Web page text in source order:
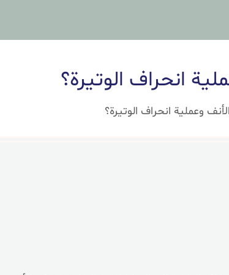
انحراف الوتيرة؟
وعملية انحراف الوتيرة؟